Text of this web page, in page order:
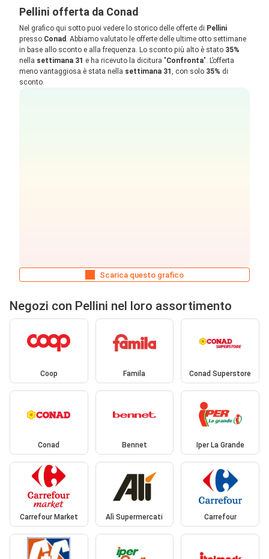
Pellini offerta da Conad
Nel grafico qui sotto puoi vedere lo storico delle offerte di Pellini
presso Conad . Abbiamo valutato le offerte delle ultime otto settimane
in base allo sconto e alla frequenza. Lo sconto più alto è stato 35%
nella settimana 31 e ha ricevuto la dicitura "Confronta". L’offerta
meno vantaggiosa è stata nella settimana 31 , con solo 35% di
sconto.
Scarica questo grafico
Negozi con Pellini nel loro assortimento
Coop Famila Conad Superstore
Conad Bennet Iper La Grande
Carrefour Market Alì Supermercati Carrefour